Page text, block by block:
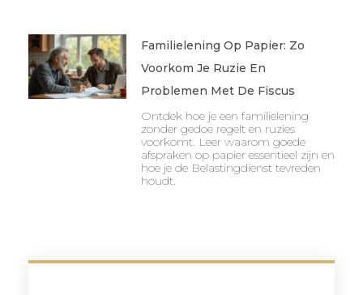
Familielening Op Papier: Zo
Voorkom Je Ruzie En
Problemen Met De Fiscus
Ontdek hoe je een familielening
zonder gedoe regelt en ruzies
voorkomt. Leer waarom goede
afspraken op papier essentieel zijn en
hoe je de Belastingdienst tevreden
houdt.